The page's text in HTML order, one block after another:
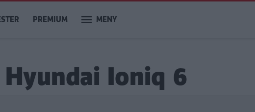
PREMIUM MENY
Ioniq 6